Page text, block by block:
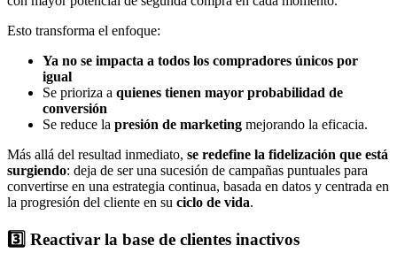
Esto transforma el enfoque:
Ya no se impacta a todos los compradores únicos por
igual
Se prioriza a quienes tienen mayor probabilidad de
conversión
Se reduce la presión de marketing mejorando la eficacia.
Más allá del resultad inmediato, se redefine la fidelización que está
surgiendo: deja de ser una sucesión de campañas puntuales para
convertirse en una estrategia continua, basada en datos y centrada en
la progresión del cliente en su ciclo de vida.
3️⃣ Reactivar la base de clientes inactivos